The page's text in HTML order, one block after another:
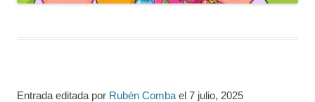
Entrada editada por Rubén Comba el 7 julio, 2025